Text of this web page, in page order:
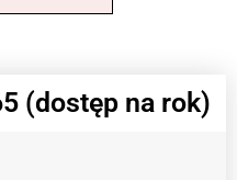
(dostęp na rok)